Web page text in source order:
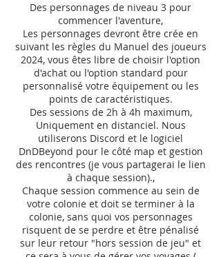
Des personnages de niveau 3 pour
commencer l'aventure,
Les personnages devront être crée en
suivant les règles du Manuel des joueurs
2024, vous êtes libre de choisir l'option
d'achat ou l'option standard pour
personnalisé votre équipement ou les
points de caractéristiques.
Des sessions de 2h à 4h maximum,
Uniquement en distanciel. Nous
utiliserons Discord et le logiciel
DnDBeyond pour le côté map et gestion
des rencontres (je vous partagerai le lien
à chaque session).,
Chaque session commence au sein de
votre colonie et doit se terminer à la
colonie, sans quoi vos personnages
risquent de se perdre et être pénalisé
sur leur retour "hors session de jeu" et